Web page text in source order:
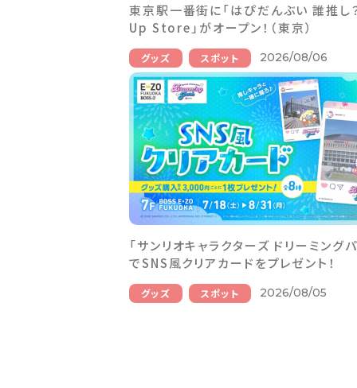
東京駅一番街に「はぴだんぶい 誰推
Up Store」がオープン！（東京）
グッズ スポット 2026/08/06
「サンリオキャラクターズ ドリーミング
でSNS風クリアカードをプレゼント！
グッズ スポット 2026/08/05